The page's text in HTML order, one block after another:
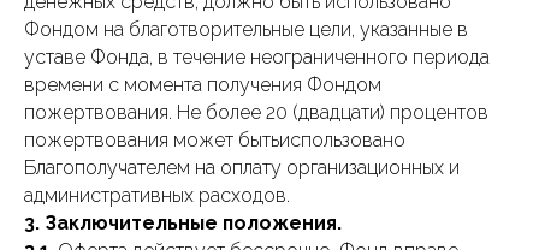
Фондом на благотворительные цели, указанные в
уставе Фонда, в течение неограниченного периода
времени с момента получения Фондом
пожертвования. Не более 20 (двадцати) процентов
пожертвования может бытьиспользовано
Благополучателем на оплату организационных и
административных расходов.
3. Заключительные положения.